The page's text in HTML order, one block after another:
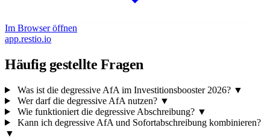
Im Browser öffnen
app.restio.io
Häufig gestellte Fragen
Was ist die degressive AfA im Investitionsbooster 2026? ▼
Wer darf die degressive AfA nutzen? ▼
Wie funktioniert die degressive Abschreibung? ▼
Kann ich degressive AfA und Sofortabschreibung kombinieren?
▼